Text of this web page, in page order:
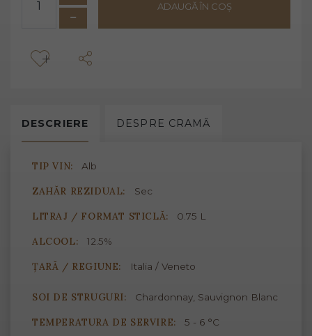
ADAUGĂ ÎN COȘ
DESCRIERE DESPRE CRAMĂ
TIP VIN: Alb
ZAHĂR REZIDUAL: Sec
LITRAJ / FORMAT STICLĂ: 0.75 L
ALCOOL: 12.5%
ȚARĂ / REGIUNE: Italia / Veneto
SOI DE STRUGURI: Chardonnay, Sauvignon Blanc
TEMPERATURA DE SERVIRE: 5 - 6 °C